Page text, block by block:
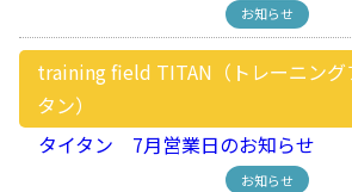
お知らせ
training field TITAN（トレーニング
タン）
タイタン 7月営業日のお知らせ
お知らせ